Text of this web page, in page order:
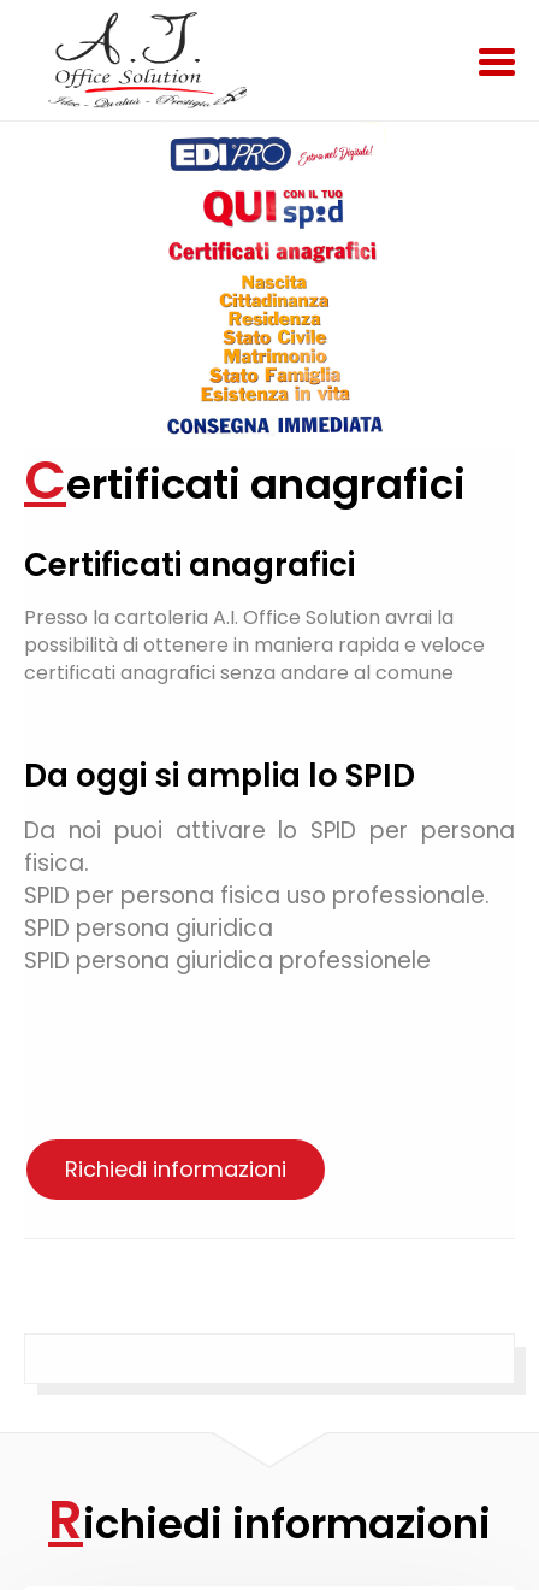
Contatti
Promozioni
Certificati anagrafici
Certificati anagrafici
Presso la cartoleria A.I. Office Solution avrai la
possibilità di ottenere in maniera rapida e veloce
certificati anagrafici senza andare al comune
Da oggi si amplia lo SPID
Da noi puoi attivare lo SPID per persona
fisica.
SPID per persona fisica uso professionale.
SPID persona giuridica
SPID persona giuridica professionele
Richiedi informazioni
Richiedi informazioni